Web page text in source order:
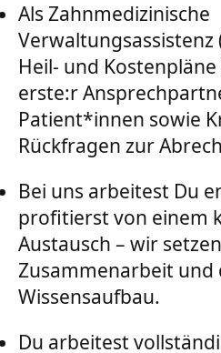
Als Zahnmedizinische
Verwaltungsassistenz
Heil- und
erste:r
Patient*innen sowie
Rückfragen zur
Bei uns arbeitest Du
profitierst von einem
Austausch – wir
Zusammenarbeit und
Wissensaufbau.
Du arbeitest